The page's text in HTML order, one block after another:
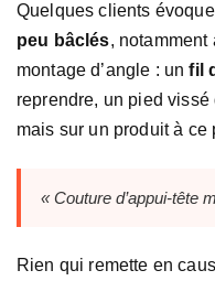
Quelques clients
peu bâclés, notamment
montage d’angle : unfil
reprendre, un pied
mais sur un produit à ce
« Couture d’appui-tête
Rien qui remette en